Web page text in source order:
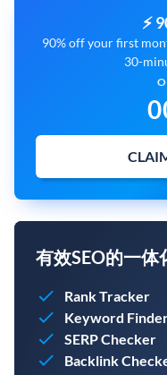
⚡
90% off your first
30-
有效SEO的一体
Rank Tracker
Keyword
SERP Checker
Backlink